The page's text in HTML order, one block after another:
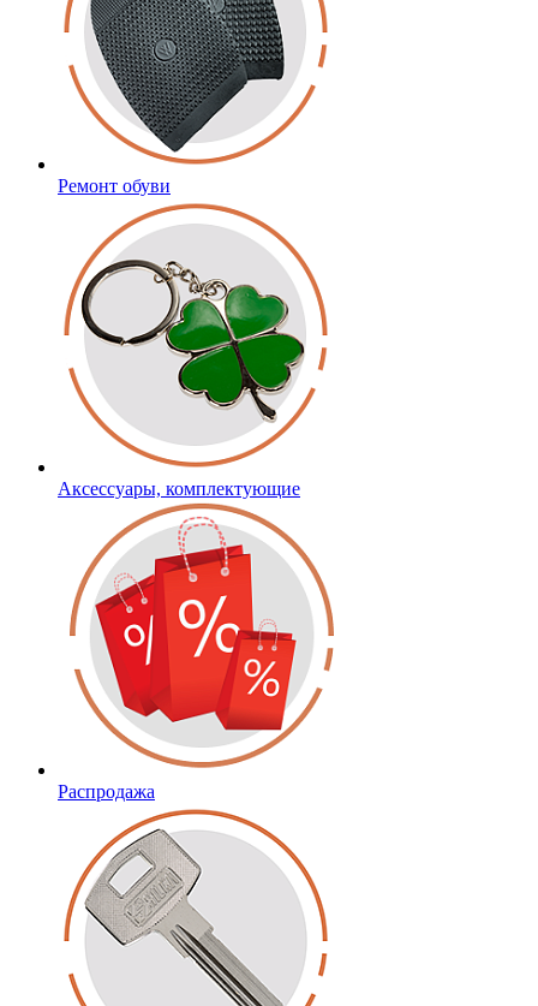
Ремонт обуви
Аксессуары, комплектующие
Распродажа